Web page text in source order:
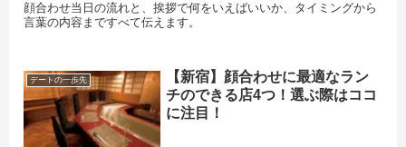
顔合わせ当日の流れと、挨拶で何をいえばいいか、タイミングから
言葉の内容まですべて伝えます。
デートの一歩先
【新宿】顔合わせに最適なラン
チのできる店4つ！選ぶ際はココ
に注目！